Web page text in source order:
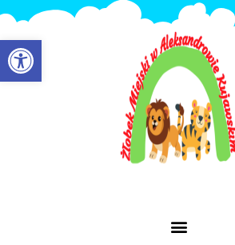
Otwórz pasek